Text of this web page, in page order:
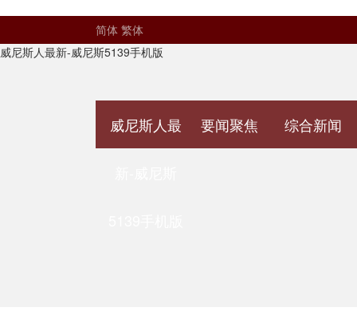
简体 繁体
威尼斯人最新-威尼斯5139手机版
威尼斯人最 要闻聚焦 综合新闻